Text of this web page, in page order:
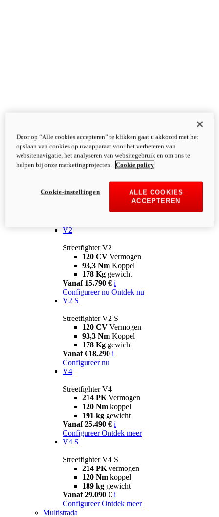
V2
Streetfighter V2
120 CV Vermogen
93,3 Nm Koppel
178 Kg gewicht
Vanaf 15.790 € i
Configureer nu Ontdek nu
V2 S
Streetfighter V2 S
120 CV Vermogen
93,3 Nm Koppel
178 Kg gewicht
Vanaf €18.290 i
Configureer nu
V4
Streetfighter V4
214 PK Vermogen
120 Nm koppel
191 kg gewicht
Vanaf 25.490 € i
Configureer Ontdek meer
V4 S
Streetfighter V4 S
214 PK vermogen
120 Nm koppel
189 kg gewicht
Vanaf 29.090 € i
Configureer Ontdek meer
Multistrada
Door op “Alle cookies accepteren” te klikken gaat u akkoord met het
opslaan van cookies op uw apparaat voor het verbeteren van
websitenavigatie, het analyseren van websitegebruik en om ons te
helpen bij onze marketingprojecten.
Cookie policy
ALLE COOKIES
ACCEPTEREN
Cookie-instellingen